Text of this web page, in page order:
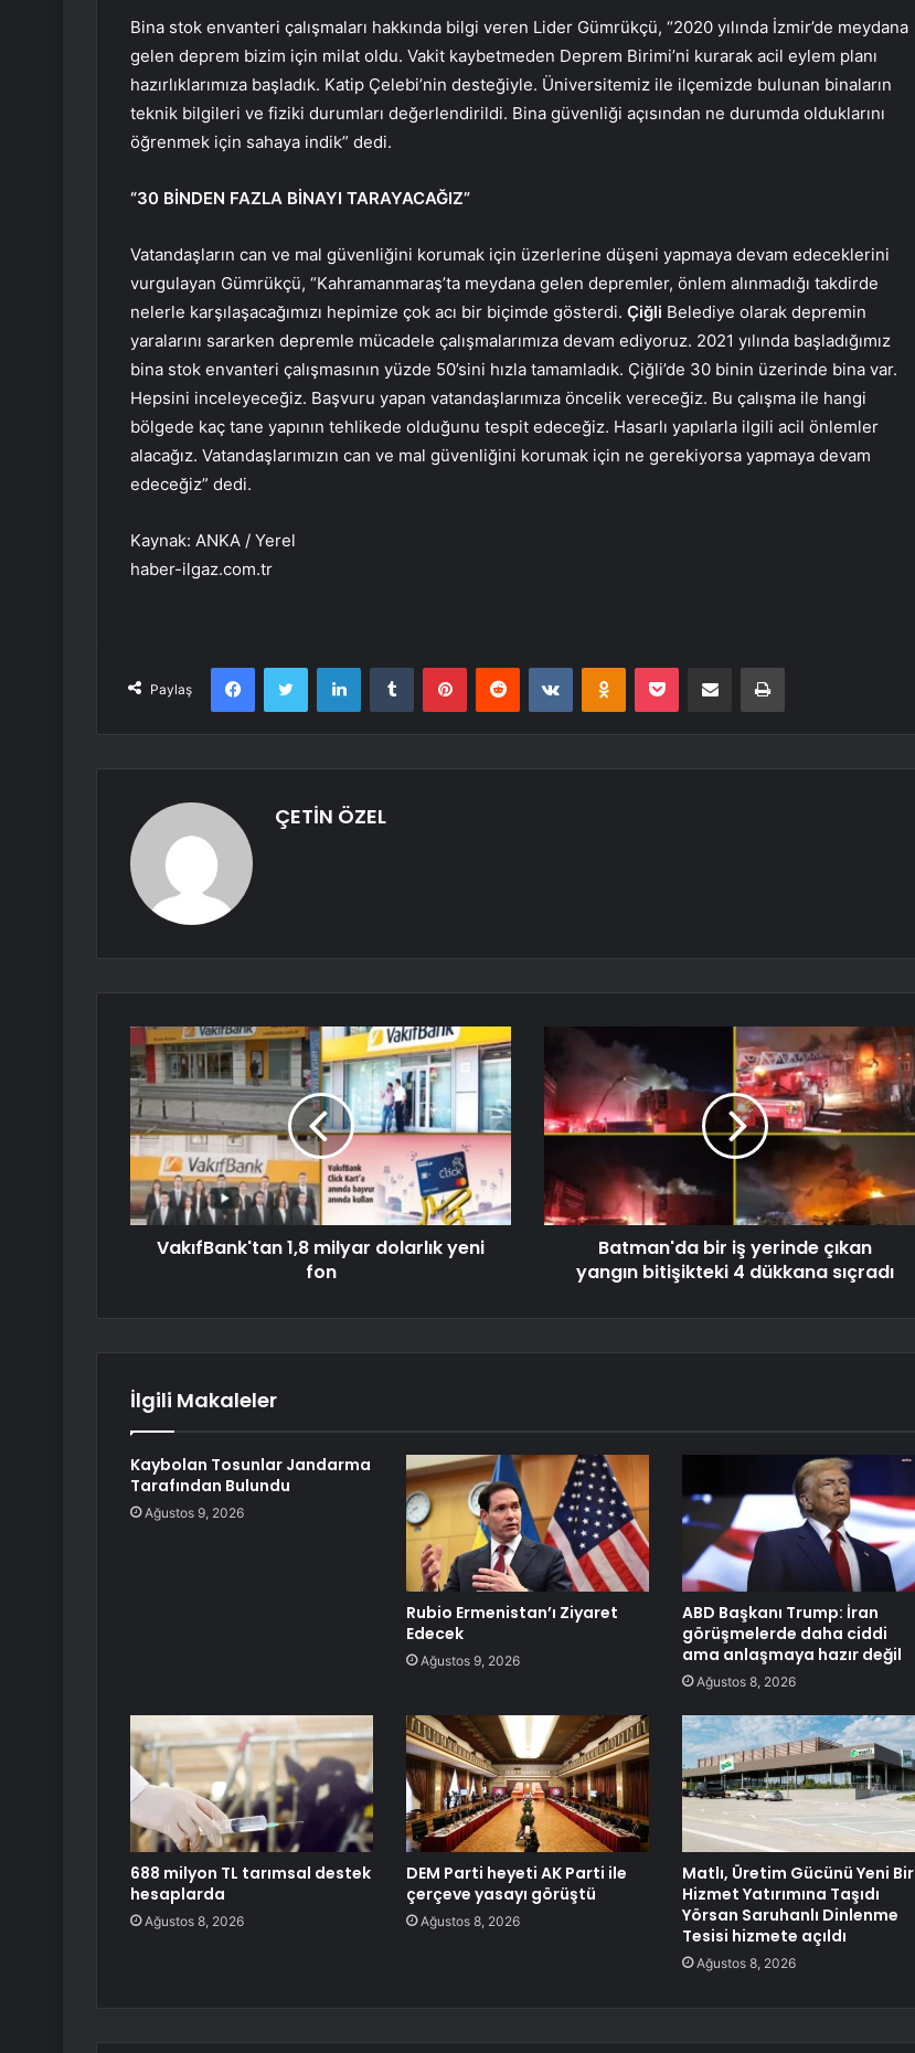
Bina stok envanteri çalışmaları hakkında bilgi veren Lider Gümrükçü, “2020 yılında İzmir’de meydana
gelen deprem bizim için milat oldu. Vakit kaybetmeden Deprem Birimi’ni kurarak acil eylem planı
hazırlıklarımıza başladık. Katip Çelebi’nin desteğiyle. Üniversitemiz ile ilçemizde bulunan binaların
teknik bilgileri ve fiziki durumları değerlendirildi. Bina güvenliği açısından ne durumda olduklarını
öğrenmek için sahaya indik” dedi.
“30 BİNDEN FAZLA BİNAYI TARAYACAĞIZ”
Vatandaşların can ve mal güvenliğini korumak için üzerlerine düşeni yapmaya devam edeceklerini
vurgulayan Gümrükçü, “Kahramanmaraş’ta meydana gelen depremler, önlem alınmadığı takdirde
nelerle karşılaşacağımızı hepimize çok acı bir biçimde gösterdi. Çiğli Belediye olarak depremin
yaralarını sararken depremle mücadele çalışmalarımıza devam ediyoruz. 2021 yılında başladığımız
bina stok envanteri çalışmasının yüzde 50’sini hızla tamamladık. Çiğli’de 30 binin üzerinde bina var.
Hepsini inceleyeceğiz. Başvuru yapan vatandaşlarımıza öncelik vereceğiz. Bu çalışma ile hangi
bölgede kaç tane yapının tehlikede olduğunu tespit edeceğiz. Hasarlı yapılarla ilgili acil önlemler
alacağız. Vatandaşlarımızın can ve mal güvenliğini korumak için ne gerekiyorsa yapmaya devam
edeceğiz” dedi.
Kaynak: ANKA / Yerel
haber-ilgaz.com.tr
Paylaş
FacebookTwitter LinkedInTumblr PinterestReddit VKontakteOdnoklassniki
Pocket E-Posta ile paylaş Yazdır
ÇETİN ÖZEL
VakıfBank'tan 1,8 milyar dolarlık yeni
fon
Batman'da bir iş yerinde çıkan
yangın bitişikteki 4 dükkana sıçradı
İlgili Makaleler
Kaybolan Tosunlar Jandarma
Tarafından Bulundu
Ağustos 9, 2026
Rubio Ermenistan’ı Ziyaret
Edecek
Ağustos 9, 2026
ABD Başkanı Trump: İran
görüşmelerde daha ciddi
ama anlaşmaya hazır değil
Ağustos 8, 2026
688 milyon TL tarımsal destek
hesaplarda
Ağustos 8, 2026
DEM Parti heyeti AK Parti ile
çerçeve yasayı görüştü
Ağustos 8, 2026
Matlı, Üretim Gücünü Yeni Bir
Hizmet Yatırımına Taşıdı
Yörsan Saruhanlı Dinlenme
Tesisi hizmete açıldı
Ağustos 8, 2026